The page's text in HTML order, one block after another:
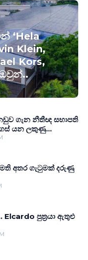
‘Hela
Klein,
Kors,
ගැන නීතීඥ සභාපති
ගස් යන ලකුණු...
අතර ගැටුමක් දරුණු
Elcardo පුත‍්‍රයා ඇතුළු